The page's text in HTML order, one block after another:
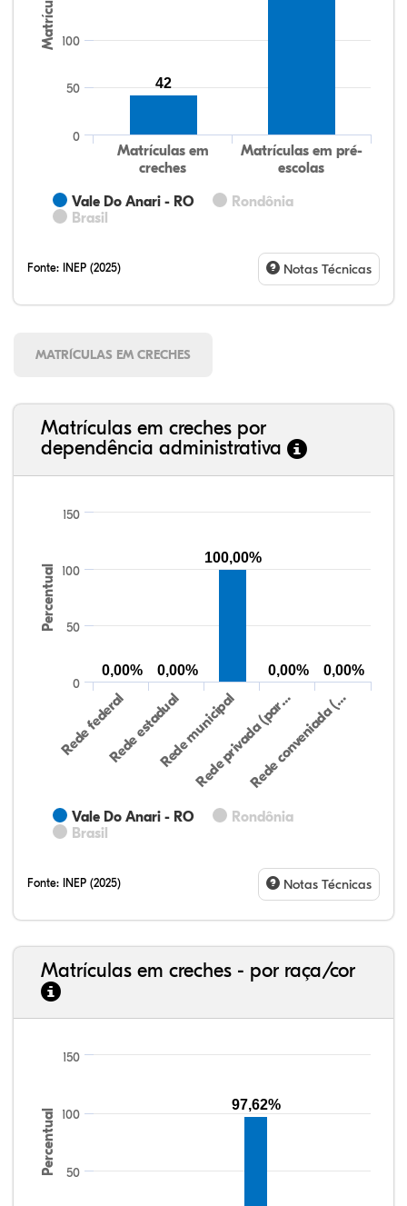
Matrículas
Vale Do Anari - RO
Rondônia
Brasil
Matrículas em
creches
Matrículas em pré-
escolas
0
50
100
42
Fonte: INEP (2025) Notas Técnicas
MATRÍCULAS EM CRECHES
Matrículas em creches por
dependência administrativa
Percentual
Vale Do Anari - RO
Rondônia
Brasil
Rede federalRede estadualRede municipal
Rede privada (par…Rede conveniada (…
0
50
100
150
0,00% 0,00%
100,00%
0,00% 0,00%
Fonte: INEP (2025) Notas Técnicas
Matrículas em creches - por raça/cor
Percentual 50
100
150
97,62%